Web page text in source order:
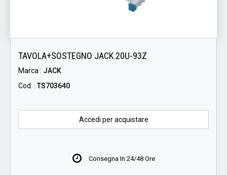
TAVOLA+SOSTEGNO JACK 20U-93Z
Marca : JACK
Cod. :TS703640
Accedi per acquistare
Consegna In 24/48 Ore